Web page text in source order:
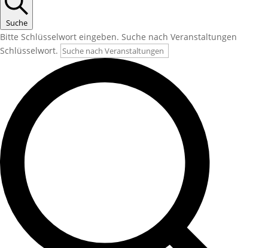
Suche
Bitte Schlüsselwort eingeben. Suche nach Veranstaltungen
Schlüsselwort.